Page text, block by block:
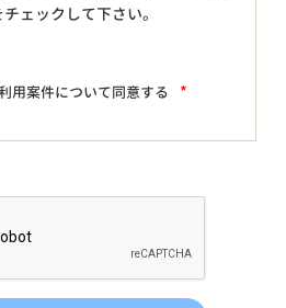
ェックして下さい。
用案件について同意する *